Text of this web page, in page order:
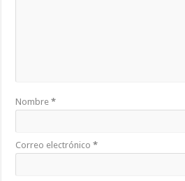
Nombre*
Correo electrónico*